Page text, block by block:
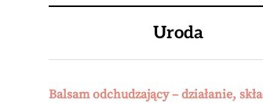
Uroda
Balsam odchudzający – działanie,